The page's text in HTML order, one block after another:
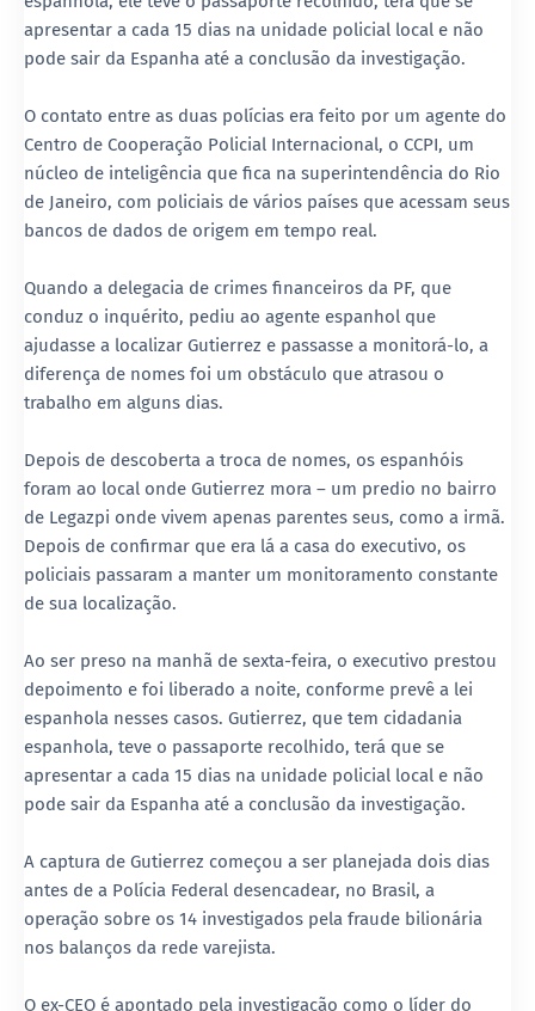
apresentar a cada 15 dias na unidade policial local e não
pode sair da Espanha até a conclusão da investigação.
O contato entre as duas polícias era feito por um agente do
Centro de Cooperação Policial Internacional, o CCPI, um
núcleo de inteligência que fica na superintendência do Rio
de Janeiro, com policiais de vários países que acessam seus
bancos de dados de origem em tempo real.
Quando a delegacia de crimes financeiros da PF, que
conduz o inquérito, pediu ao agente espanhol que
ajudasse a localizar Gutierrez e passasse a monitorá-lo, a
diferença de nomes foi um obstáculo que atrasou o
trabalho em alguns dias.
Depois de descoberta a troca de nomes, os espanhóis
foram ao local onde Gutierrez mora – um predio no bairro
de Legazpi onde vivem apenas parentes seus, como a irmã.
Depois de confirmar que era lá a casa do executivo, os
policiais passaram a manter um monitoramento constante
de sua localização.
Ao ser preso na manhã de sexta-feira, o executivo prestou
depoimento e foi liberado a noite, conforme prevê a lei
espanhola nesses casos. Gutierrez, que tem cidadania
espanhola, teve o passaporte recolhido, terá que se
apresentar a cada 15 dias na unidade policial local e não
pode sair da Espanha até a conclusão da investigação.
A captura de Gutierrez começou a ser planejada dois dias
antes de a Polícia Federal desencadear, no Brasil, a
operação sobre os 14 investigados pela fraude bilionária
nos balanços da rede varejista.
O ex-CEO é apontado pela investigação como o líder do